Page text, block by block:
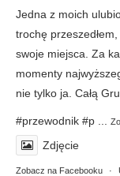
Jedna z moich
trochę
swoje miejsca. Za
momenty
nie tylko ja. Całą
#przewodnik #p
Zdjęcie
Zobacz na Facebooku ·